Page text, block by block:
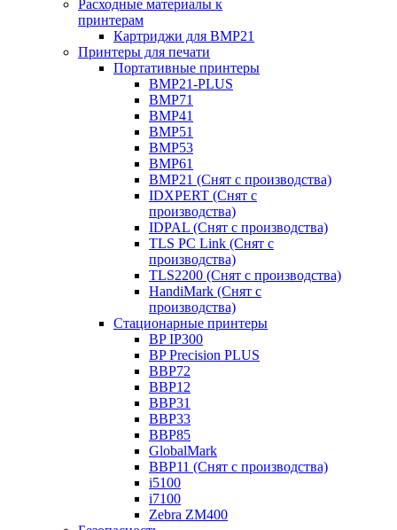
Расходные материалы к
принтерам
Картриджи для BMP21
Принтеры для печати
Портативные принтеры
BMP21-PLUS
BMP71
BMP41
BMP51
BMP53
BMP61
BMP21 (Снят с производства)
IDXPERT (Снят с
производства)
IDPAL (Снят с производства)
TLS PC Link (Снят с
производства)
TLS2200 (Снят с производства)
HandiMark (Снят с
производства)
Стационарные принтеры
BP IP300
BP Precision PLUS
BBP72
BBP12
BBP31
BBP33
BBP85
GlobalMark
BBP11 (Снят с производства)
i5100
i7100
Zebra ZM400